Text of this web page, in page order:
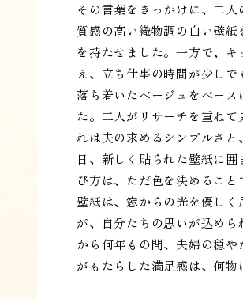
その言葉をきっかけに、二
質感の高い織物調の白い壁
を持たせました。一方で、
え、立ち仕事の時間が少し
落ち着いたベージュをベー
た。二人がリサーチを重ね
れは夫の求めるシンプルさ
日、新しく貼られた壁紙に
び方は、ただ色を決めるこ
壁紙は、窓からの光を優し
が、自分たちの思いが込め
から何年もの間、夫婦の穏
がもたらした満足感は、何物